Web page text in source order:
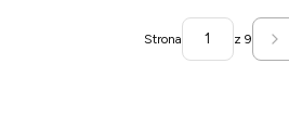
Strona z 9